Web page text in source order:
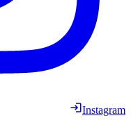
Instagram